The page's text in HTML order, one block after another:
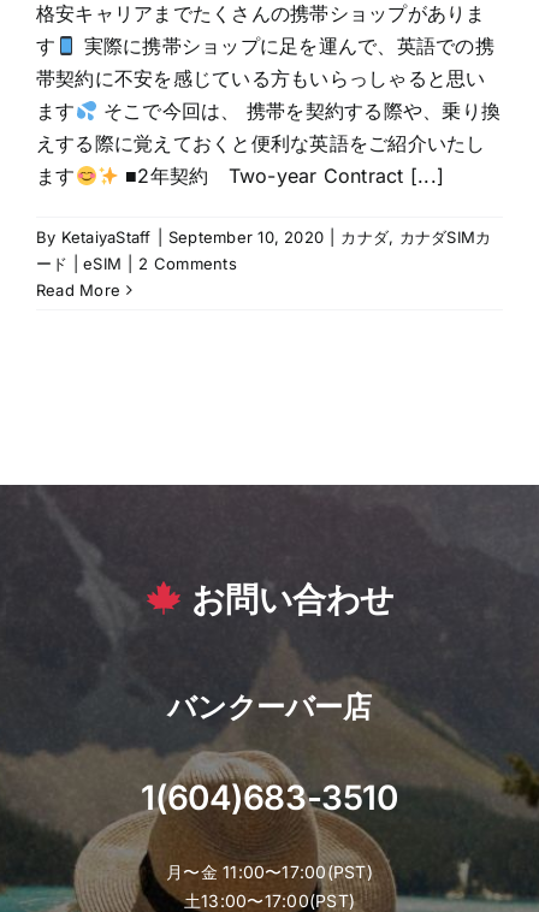
格安キャリアまでたくさんの携帯ショップがありま
す
実際に携帯ショップに足を運んで、英語での携
帯契約に不安を感じている方もいらっしゃると思い
ます
そこで今回は、 携帯を契約する際や、乗り換
えする際に覚えておくと便利な英語をご紹介いたし
ます
■2年契約 Two-year Contract [...]
By KetaiyaStaff September 10, 2020 カナダ, カナダSIMカ
ード | eSIM
2 Comments
Read More
お問い合わせ
バンクーバー店
1(604)683-3510
月〜金 11:00〜17:00(PST)
土13:00〜17:00(PST)